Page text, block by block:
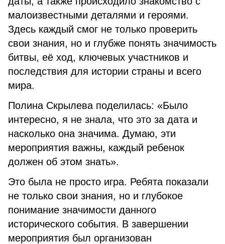
малоизвестными деталями и героями.
Здесь каждый смог не только проверить
свои знания, но и глубже понять значимость
битвы, её ход, ключевых участников и
последствия для истории страны и всего
мира.
Полина Скрылева поделилась: «Было
интересно, я не знала, что это за дата и
насколько она значима. Думаю, эти
мероприятия важны, каждый ребенок
должен об этом знать».
Это была не просто игра. Ребята показали
не только свои знания, но и глубокое
понимание значимости данного
исторического события. В завершении
мероприятия был организован